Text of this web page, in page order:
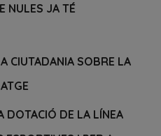
NULES JA TÉ
CIUTADANIA SOBRE LA
DOTACIÓ DE LA LÍNEA